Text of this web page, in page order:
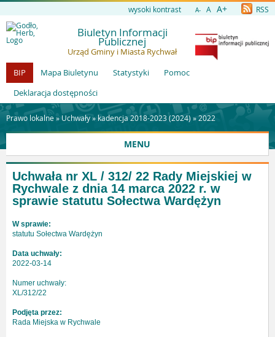
wysoki kontrast A- A A+ RSS
Biuletyn Informacji
Publicznej
Urząd Gminy i Miasta Rychwał
BIP
Mapa Biuletynu Statystyki
Pomoc
Deklaracja dostępności
Prawo lokalne » Uchwały» kadencja 2018-2023 (2024) »2022
MENU
Uchwała nr XL / 312/ 22 Rady Miejskiej w
Rychwale z dnia 14 marca 2022 r. w
sprawie statutu Sołectwa Wardężyn
W sprawie:
statutu Sołectwa Wardężyn
Data uchwały:
2022-03-14
Numer uchwały:
XL/312/22
Podjęta przez:
Rada Miejska w Rychwale